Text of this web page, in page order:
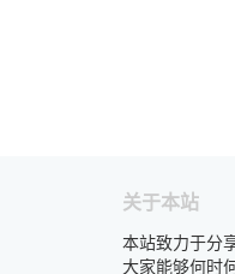
关于本站
本站致力于分
大家能够何时